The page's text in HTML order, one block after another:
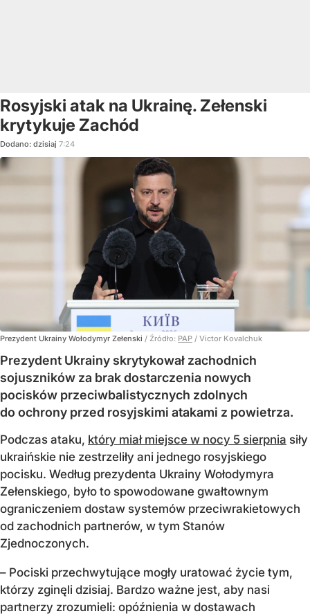
Rosyjski atak na Ukrainę. Zełenski
krytykuje Zachód
Dodano: dzisiaj 7:24
Prezydent Ukrainy Wołodymyr Zełenski / Źródło: PAP / Victor Kovalchuk
Prezydent Ukrainy skrytykował zachodnich
sojuszników za brak dostarczenia nowych
pocisków przeciwbalistycznych zdolnych
do ochrony przed rosyjskimi atakami z powietrza.
Podczas ataku, który miał miejsce w nocy 5 sierpnia siły
ukraińskie nie zestrzeliły ani jednego rosyjskiego
pocisku. Według prezydenta Ukrainy Wołodymyra
Zełenskiego, było to spowodowane gwałtownym
ograniczeniem dostaw systemów przeciwrakietowych
od zachodnich partnerów, w tym Stanów
Zjednoczonych.
– Pociski przechwytujące mogły uratować życie tym,
którzy zginęli dzisiaj. Bardzo ważne jest, aby nasi
partnerzy zrozumieli: opóźnienia w dostawach